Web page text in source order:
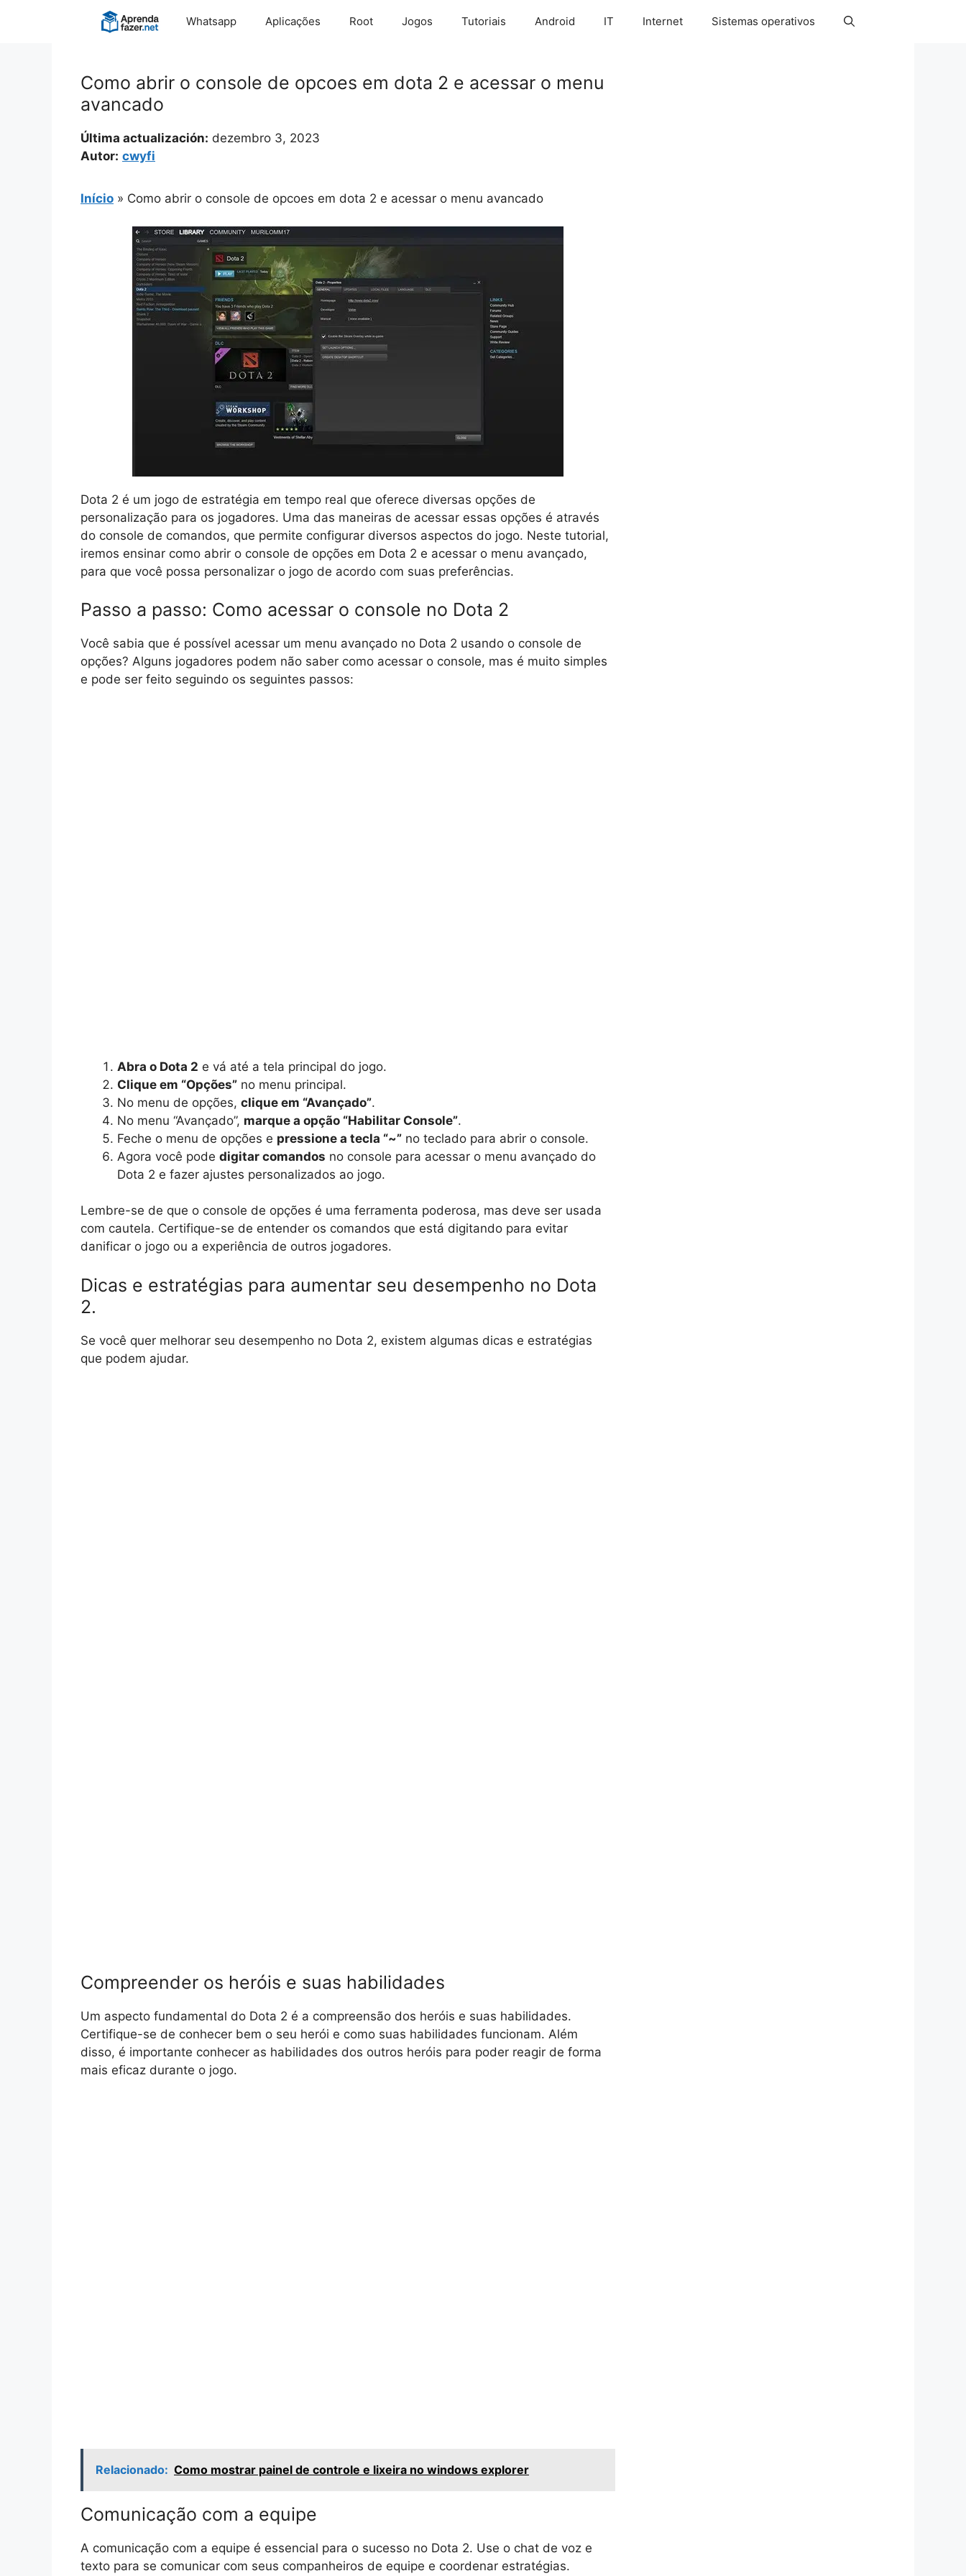
Whatsapp Aplicações Root Jogos Tutoriais Android IT Internet Sistemas operativos
Como abrir o console de opcoes em dota 2 e acessar o menu
avancado
Última actualización: dezembro 3, 2023
Autor: cwyfi
Início » Como abrir o console de opcoes em dota 2 e acessar o menu avancado
Dota 2 é um jogo de estratégia em tempo real que oferece diversas opções de
personalização para os jogadores. Uma das maneiras de acessar essas opções é através
do console de comandos, que permite configurar diversos aspectos do jogo. Neste tutorial,
iremos ensinar como abrir o console de opções em Dota 2 e acessar o menu avançado,
para que você possa personalizar o jogo de acordo com suas preferências.
Passo a passo: Como acessar o console no Dota 2
Você sabia que é possível acessar um menu avançado no Dota 2 usando o console de
opções? Alguns jogadores podem não saber como acessar o console, mas é muito simples
e pode ser feito seguindo os seguintes passos:
Abra o Dota 2 e vá até a tela principal do jogo.
Clique em “Opções” no menu principal.
No menu de opções, clique em “Avançado”.
No menu “Avançado”, marque a opção “Habilitar Console”.
Feche o menu de opções e pressione a tecla “~” no teclado para abrir o console.
Agora você pode digitar comandos no console para acessar o menu avançado do
Dota 2 e fazer ajustes personalizados ao jogo.
Lembre-se de que o console de opções é uma ferramenta poderosa, mas deve ser usada
com cautela. Certifique-se de entender os comandos que está digitando para evitar
danificar o jogo ou a experiência de outros jogadores.
Dicas e estratégias para aumentar seu desempenho no Dota
2.
Se você quer melhorar seu desempenho no Dota 2, existem algumas dicas e estratégias
que podem ajudar.
Compreender os heróis e suas habilidades
Um aspecto fundamental do Dota 2 é a compreensão dos heróis e suas habilidades.
Certifique-se de conhecer bem o seu herói e como suas habilidades funcionam. Além
disso, é importante conhecer as habilidades dos outros heróis para poder reagir de forma
mais eficaz durante o jogo.
Relacionado: Como mostrar painel de controle e lixeira no windows explorer
Comunicação com a equipe
A comunicação com a equipe é essencial para o sucesso no Dota 2. Use o chat de voz e
texto para se comunicar com seus companheiros de equipe e coordenar estratégias.